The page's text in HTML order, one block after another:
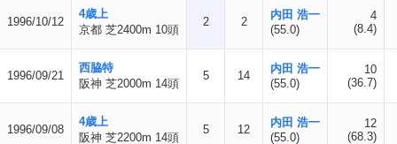
1996/10/12
4歳上
京都 芝2400m 10頭
2 2
内田 浩一
(55.0)
4
(8.4)
1996/09/21
西脇特
阪神 芝2000m 14頭
5 14
内田 浩一
(55.0)
10
(36.7)
1996/09/08
4歳上
阪神 芝2200m 14頭
5 12
内田 浩一
(55.0)
12
(68.3)